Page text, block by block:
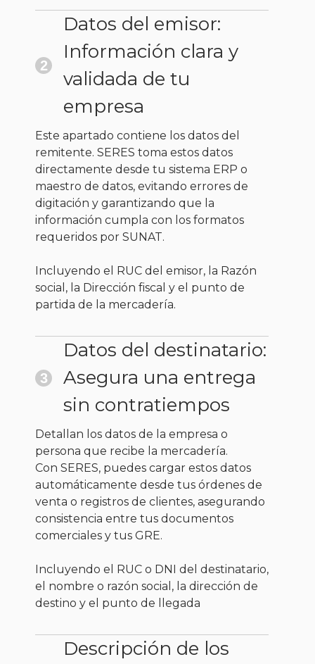
2
Datos del emisor:
Información clara y
validada de tu
empresa
Este apartado contiene los datos del
remitente. SERES toma estos datos
directamente desde tu sistema ERP o
maestro de datos, evitando errores de
digitación y garantizando que la
información cumpla con los formatos
requeridos por SUNAT.
Incluyendo el RUC del emisor, la Razón
social, la Dirección fiscal y el punto de
partida de la mercadería.
3
Datos del destinatario:
Asegura una entrega
sin contratiempos
Detallan los datos de la empresa o
persona que recibe la mercadería.
Con SERES, puedes cargar estos datos
automáticamente desde tus órdenes de
venta o registros de clientes, asegurando
consistencia entre tus documentos
comerciales y tus GRE.
Incluyendo el RUC o DNI del destinatario,
el nombre o razón social, la dirección de
destino y el punto de llegada
Descripción de los